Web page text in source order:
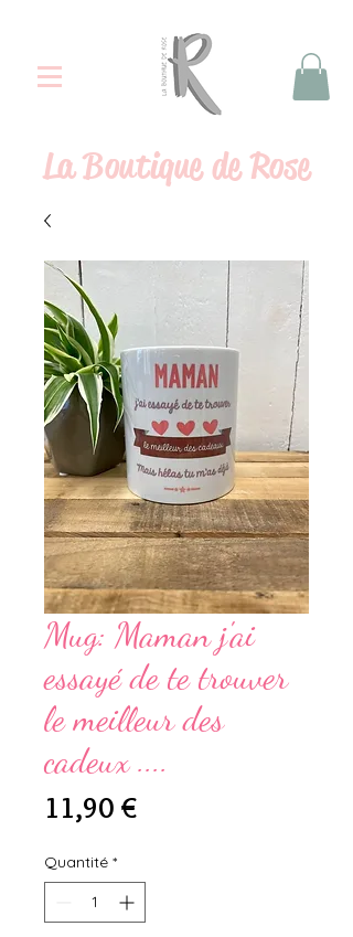
LaBoutique de Rose
Mug: Maman j'ai
essayé de te trouver
le meilleur des
cadeux ....
11,90 €Prix
Quantité *